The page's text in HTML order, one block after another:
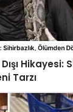
Hikayesi:
Tarzı